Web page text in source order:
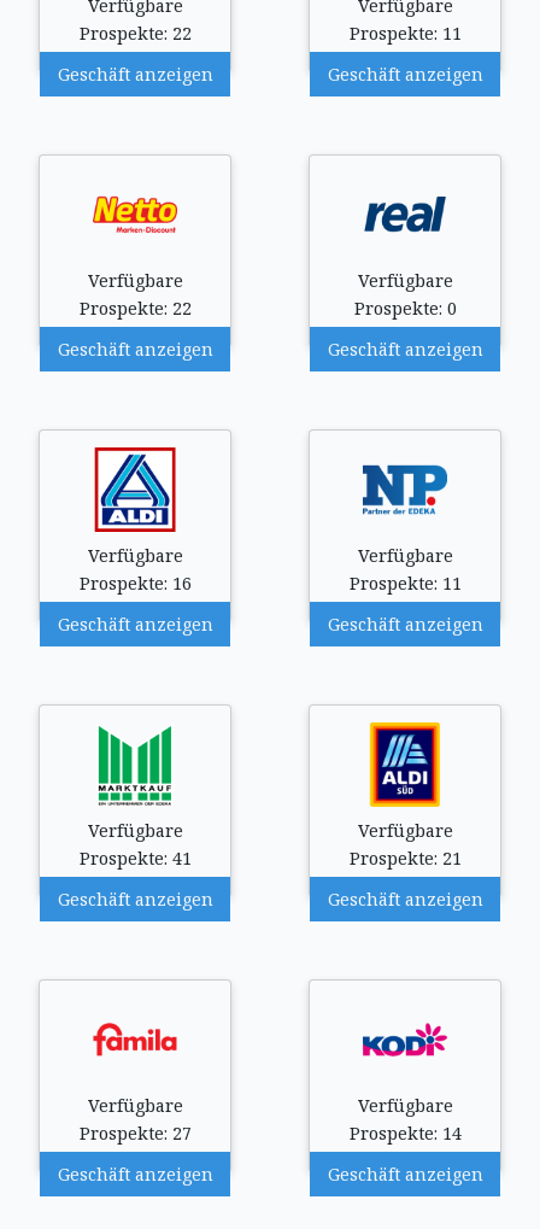
Verfügbare
Prospekte: 22
Geschäft anzeigen
Verfügbare
Prospekte: 11
Geschäft anzeigen
Verfügbare
Prospekte: 22
Geschäft anzeigen
Verfügbare
Prospekte: 0
Geschäft anzeigen
Verfügbare
Prospekte: 16
Geschäft anzeigen
Verfügbare
Prospekte: 11
Geschäft anzeigen
Verfügbare
Prospekte: 41
Geschäft anzeigen
Verfügbare
Prospekte: 21
Geschäft anzeigen
Verfügbare
Prospekte: 27
Geschäft anzeigen
Verfügbare
Prospekte: 14
Geschäft anzeigen